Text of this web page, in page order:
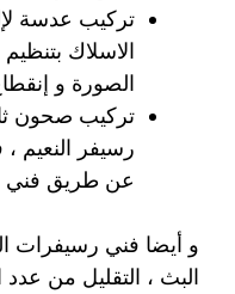
تركيب عدسة
الاسلاك
الصورة و
تركيب صحون
رسيفر النعيم
عن طريق فني
و أيضا فني رسيفرات
البث ، التقليل من